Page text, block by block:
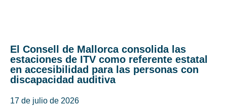
El Consell de Mallorca consolida las
estaciones de ITV como referente estatal
en accesibilidad para las personas con
discapacidad auditiva
17 de julio de 2026